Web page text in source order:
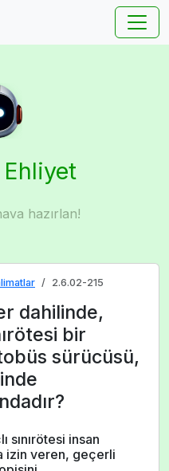
hazırlan!
2.6.02-215
dahilinde,
bir
sürücüsü,
sınırötesi insan
izin veren, geçerli